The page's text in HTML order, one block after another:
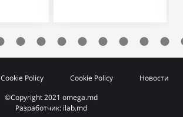
Cookie Policy Cookie Policy Новости
©Copyright 2021 omega.md
Разработчик: ilab.md